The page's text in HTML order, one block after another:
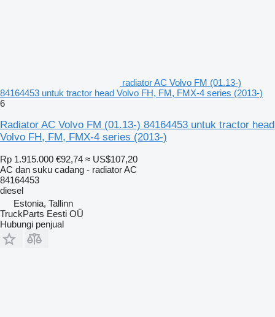
radiator AC Volvo FM (01.13-)
84164453 untuk tractor head Volvo FH, FM, FMX-4 series (2013-)
6
Radiator AC Volvo FM (01.13-) 84164453 untuk tractor head
Volvo FH, FM, FMX-4 series (2013-)
Rp 1.915.000 €92,74 ≈ US$107,20
AC dan suku cadang - radiator AC
84164453
diesel
Estonia, Tallinn
TruckParts Eesti OÜ
Hubungi penjual